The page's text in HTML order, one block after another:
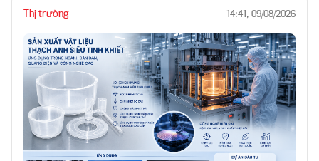
Thị trường 14:41, 09/08/2026